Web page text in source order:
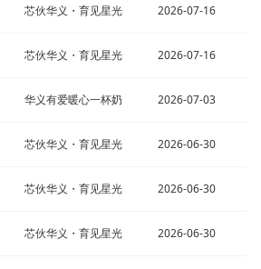
芯伙华义・育见星光 2026-07-16
芯伙华义・育见星光 2026-07-16
华义有爱暖心一杯奶 2026-07-03
芯伙华义・育见星光 2026-06-30
芯伙华义・育见星光 2026-06-30
芯伙华义・育见星光 2026-06-30